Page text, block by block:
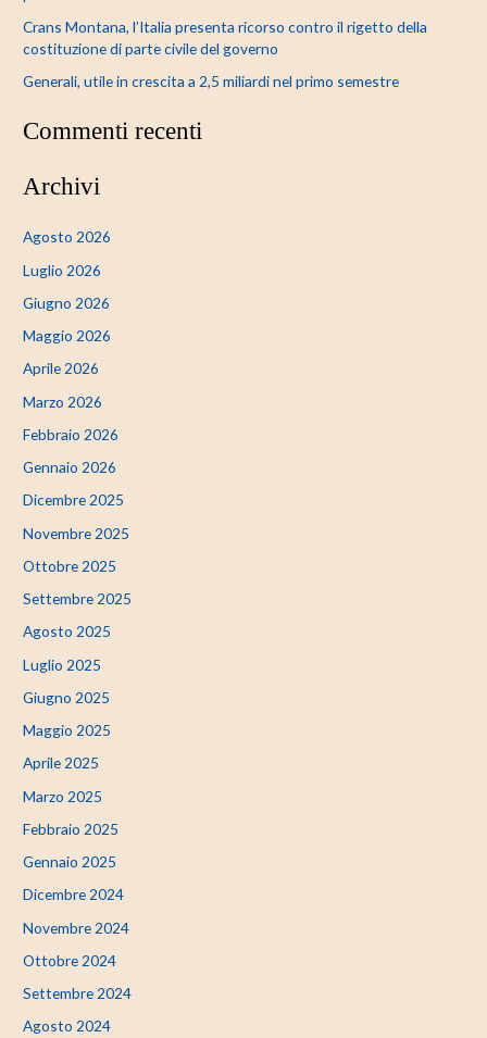
Crans Montana, l’Italia presenta ricorso contro il rigetto della
costituzione di parte civile del governo
Generali, utile in crescita a 2,5 miliardi nel primo semestre
Commenti recenti
Archivi
Agosto 2026
Luglio 2026
Giugno 2026
Maggio 2026
Aprile 2026
Marzo 2026
Febbraio 2026
Gennaio 2026
Dicembre 2025
Novembre 2025
Ottobre 2025
Settembre 2025
Agosto 2025
Luglio 2025
Giugno 2025
Maggio 2025
Aprile 2025
Marzo 2025
Febbraio 2025
Gennaio 2025
Dicembre 2024
Novembre 2024
Ottobre 2024
Settembre 2024
Agosto 2024